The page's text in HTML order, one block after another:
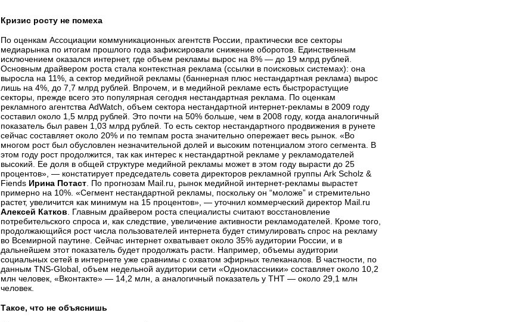
Кризис росту не помеха
По оценкам Ассоциации коммуникационных агентств России, практически все секторы
медиарынка по итогам прошлого года зафиксировали снижение оборотов. Единственным
исключением оказался интернет, где объем рекламы вырос на 8% — до 19 млрд рублей.
Основным драйвером роста стала контекстная реклама (ссылки в поисковых системах): она
выросла на 11%, а сектор медийной рекламы (баннерная плюс нестандартная реклама) вырос
лишь на 4%, до 7,7 млрд рублей. Впрочем, и в медийной рекламе есть быстрорастущие
секторы, прежде всего это популярная сегодня нестандартная реклама. По оценкам
рекламного агентства AdWatch, объем сектора нестандартной интернет-рекламы в 2009 году
составил около 1,5 млрд рублей. Это почти на 50% больше, чем в 2008 году, когда аналогичный
показатель был равен 1,03 млрд рублей. То есть сектор нестандартного продвижения в рунете
сейчас составляет около 20% и по темпам роста значительно опережает весь рынок. «Во
многом рост был обусловлен незначительной долей и высоким потенциалом этого сегмента. В
этом году рост продолжится, так как интерес к нестандартной рекламе у рекламодателей
высокий. Ее доля в общей структуре медийной рекламы может в этом году вырасти до 25
процентов», — констатирует председатель совета директоров рекламной группы Ark Scholz &
Fiends Ирина Потаст . По прогнозам Mail.ru, рынок медийной интернет-рекламы вырастет
примерно на 10%. «Сегмент нестандартной рекламы, поскольку он “моложе” и стремительно
растет, увеличится как минимум на 15 процентов», — уточнил коммерческий директор Mail.ru
Алексей Катков . Главным драйвером роста специалисты считают восстановление
потребительского спроса и, как следствие, увеличение активности рекламодателей. Кроме того,
продолжающийся рост числа пользователей интернета будет стимулировать спрос на рекламу
во Всемирной паутине. Сейчас интернет охватывает около 35% аудитории России, и в
дальнейшем этот показатель будет продолжать расти. Например, объемы аудитории
социальных сетей в интернете уже сравнимы с охватом эфирных телеканалов. В частности, по
данным TNS-Global , объем недельной аудитории сети «Одноклассники» составляет около 10,2
млн человек, «Вконтакте» — 14,2 млн, а аналогичный показатель у ТНТ — около 29,1 млн
человек.
Такое, что не объяснишь